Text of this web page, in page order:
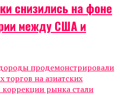
снизились на фоне
между США и
продемонстрировали
торгов на азиатских
рынка стали